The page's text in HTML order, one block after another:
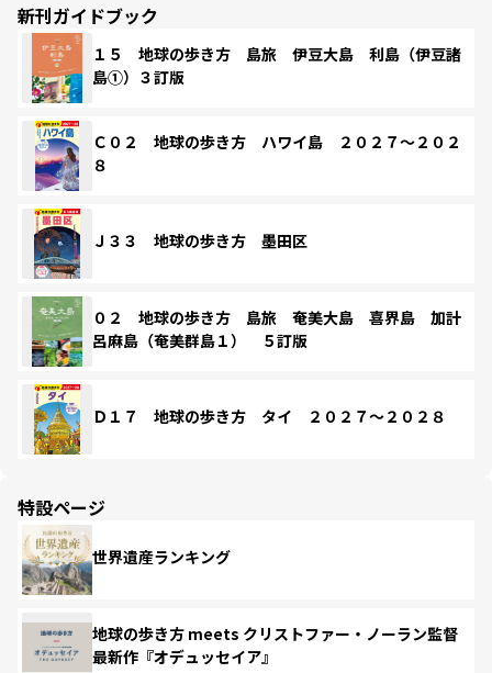
新刊ガイドブック
１５ 地球の歩き方 島旅 伊豆大島 利島（伊豆諸
島①）３訂版
Ｃ０２ 地球の歩き方 ハワイ島 ２０２７～２０２
８
Ｊ３３ 地球の歩き方 墨田区
０２ 地球の歩き方 島旅 奄美大島 喜界島 加計
呂麻島（奄美群島１） ５訂版
Ｄ１７ 地球の歩き方 タイ ２０２７～２０２８
特設ページ
世界遺産ランキング
地球の歩き方 meets クリストファー・ノーラン監督
最新作『オデュッセイア』